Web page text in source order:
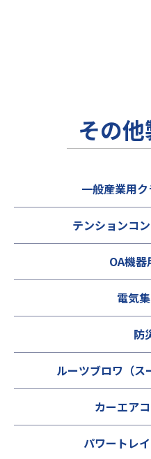
その
一般産業用
テンションコ
OA機器
電気
防
ルーツブロワ（ス
カーエア
パワートレ